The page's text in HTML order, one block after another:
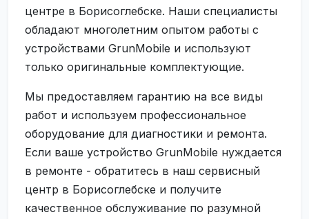
центре в Борисоглебске. Наши специалисты
обладают многолетним опытом работы с
устройствами GrunMobile и используют
только оригинальные комплектующие.
Мы предоставляем гарантию на все виды
работ и используем профессиональное
оборудование для диагностики и ремонта.
Если ваше устройство GrunMobile нуждается
в ремонте - обратитесь в наш сервисный
центр в Борисоглебске и получите
качественное обслуживание по разумной